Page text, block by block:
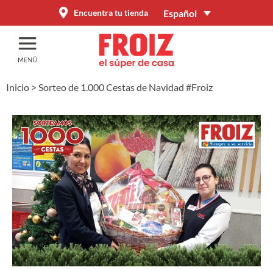
Encuentra tu tienda Español
Inicio > Sorteo de 1.000 Cestas de Navidad #Froiz